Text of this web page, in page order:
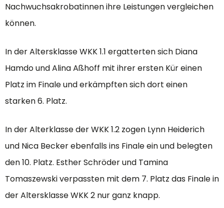
Nachwuchsakrobatinnen ihre Leistungen vergleichen
können.
In der Altersklasse WKK 1.1 ergatterten sich Diana
Hamdo und Alina Aßhoff mit ihrer ersten Kür einen
Platz im Finale und erkämpften sich dort einen
starken 6. Platz.
In der Alterklasse der WKK 1.2 zogen Lynn Heiderich
und Nica Becker ebenfalls ins Finale ein und belegten
den 10. Platz. Esther Schröder und Tamina
Tomaszewski verpassten mit dem 7. Platz das Finale in
der Altersklasse WKK 2 nur ganz knapp.